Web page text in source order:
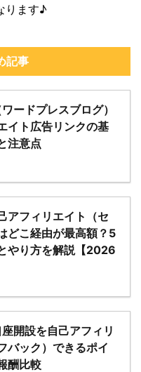
ります♪
記事
ードプレスブログ）
イト広告リンクの基
注意点
アフィリエイト（セ
どこ経由が最高額？5
やり方を解説【2026
開設を自己アフィリ
バック）できるポイ
酬比較